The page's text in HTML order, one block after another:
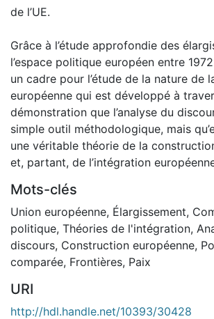
de l’UE.
Grâce à l’étude approfondie des
l’espace politique européen entre
un cadre pour l’étude de la nature de
européenne qui est développé à
démonstration que l’analyse du
simple outil méthodologique, mais
une véritable théorie de la
et, partant, de l’intégration
Mots-clés
Union européenne, Élargissement,
politique, Théories de l'intégration,
discours, Construction européenne,
comparée, Frontières, Paix
URI
http://hdl.handle.net/10393/30428